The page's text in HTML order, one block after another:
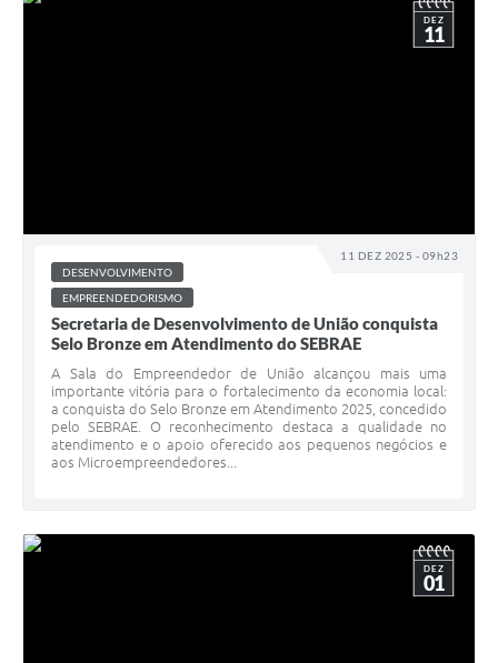
11 DEZ 2025 - 09h23
DEZ
11
DESENVOLVIMENTO
EMPREENDEDORISMO
Secretaria de Desenvolvimento de União conquista
Selo Bronze em Atendimento do SEBRAE
A Sala do Empreendedor de União alcançou mais uma
importante vitória para o fortalecimento da economia local:
a conquista do Selo Bronze em Atendimento 2025, concedido
pelo SEBRAE. O reconhecimento destaca a qualidade no
atendimento e o apoio oferecido aos pequenos negócios e
aos Microempreendedores...
DEZ
01